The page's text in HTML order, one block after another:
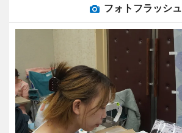
フォトフラッシュ